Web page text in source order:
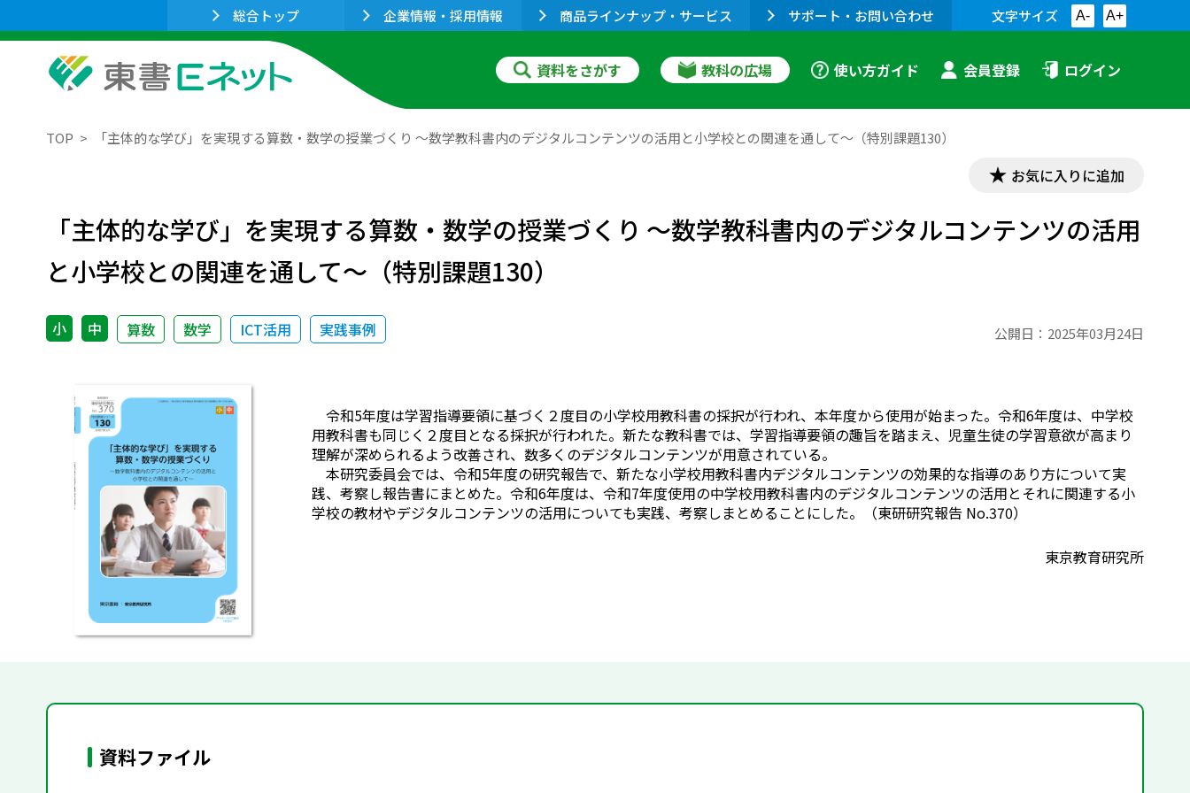
総合トップ 企業情報・採用情報 商品ラインナップ・サービス サポート・お問い合わせ 文字サイズ A- A+
資料をさがす 教科の広場 使い方ガイド 会員登録 ログイン
TOP 「主体的な学び」を実現する算数・数学の授業づくり ～数学教科書内のデジタルコンテンツの活用と小学校との関連を通して～（特別課題130）
お気に入りに追加
「主体的な学び」を実現する算数・数学の授業づくり ～数学教科書内のデジタルコンテンツの活用
と小学校との関連を通して～（特別課題130）
小 中 算数 数学 ICT活用 実践事例 公開日： 2025年03月24日
令和5年度は学習指導要領に基づく２度目の小学校用教科書の採択が行われ、本年度から使用が始まった。令和6年度は、中学校
用教科書も同じく２度目となる採択が行われた。新たな教科書では、学習指導要領の趣旨を踏まえ、児童生徒の学習意欲が高まり
理解が深められるよう改善され、数多くのデジタルコンテンツが用意されている。
本研究委員会では、令和5年度の研究報告で、新たな小学校用教科書内デジタルコンテンツの効果的な指導のあり方について実
践、考察し報告書にまとめた。令和6年度は、令和7年度使用の中学校用教科書内のデジタルコンテンツの活用とそれに関連する小
学校の教材やデジタルコンテンツの活用についても実践、考察しまとめることにした。（東研研究報告 No.370）
東京教育研究所
資料ファイル